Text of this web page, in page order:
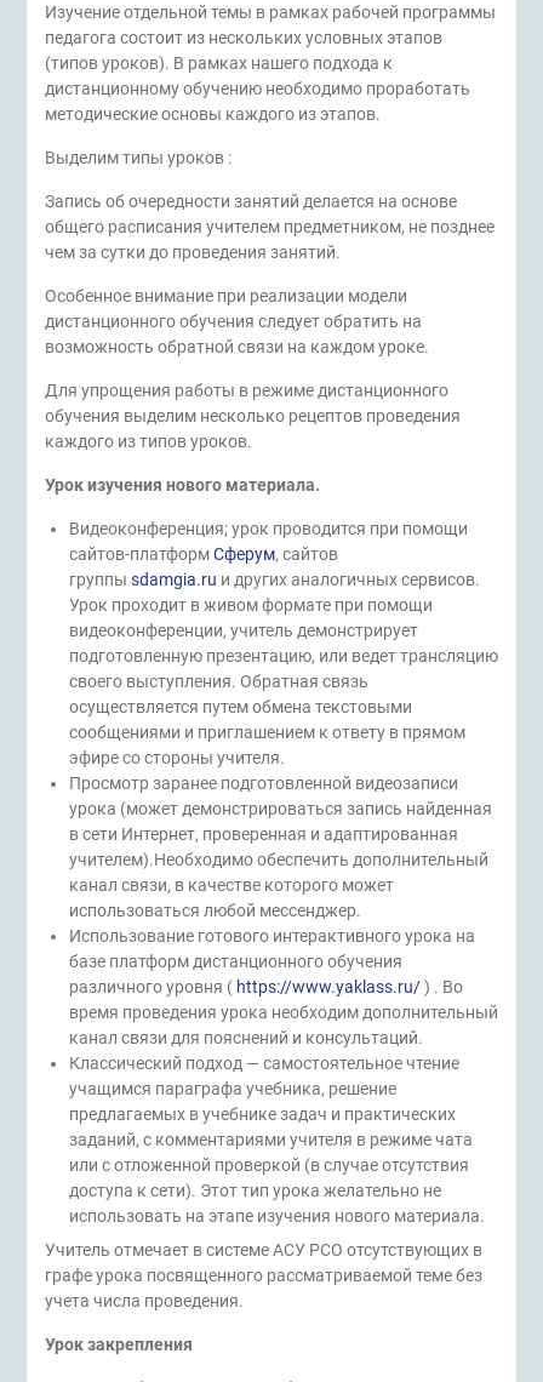
Изучение отдельной темы в рамках рабочей программы
педагога состоит из нескольких условных этапов
(типов уроков). В рамках нашего подхода к
дистанционному обучению необходимо проработать
методические основы каждого из этапов.
Выделим типы уроков :
Запись об очередности занятий делается на основе
общего расписания учителем предметником, не позднее
чем за сутки до проведения занятий.
Особенное внимание при реализации модели
дистанционного обучения следует обратить на
возможность обратной связи на каждом уроке.
Для упрощения работы в режиме дистанционного
обучения выделим несколько рецептов проведения
каждого из типов уроков.
Урок изучения нового материала.
Видеоконференция; урок проводится при помощи
сайтов-платформСферум, сайтов
группы sdamgia.ru и других аналогичных сервисов.
Урок проходит в живом формате при помощи
видеоконференции, учитель демонстрирует
подготовленную презентацию, или ведет трансляцию
своего выступления. Обратная связь
осуществляется путем обмена текстовыми
сообщениями и приглашением к ответу в прямом
эфире со стороны учителя.
Просмотр заранее подготовленной видеозаписи
урока (может демонстрироваться запись найденная
в сети Интернет, проверенная и адаптированная
учителем).Необходимо обеспечить дополнительный
канал связи, в качестве которого может
использоваться любой мессенджер.
Использование готового интерактивного урока на
базе платформ дистанционного обучения
различного уровня (https://www.yaklass.ru/) . Во
время проведения урока необходим дополнительный
канал связи для пояснений и консультаций.
Классический подход — самостоятельное чтение
учащимся параграфа учебника, решение
предлагаемых в учебнике задач и практических
заданий, с комментариями учителя в режиме чата
или с отложенной проверкой (в случае отсутствия
доступа к сети). Этот тип урока желательно не
использовать на этапе изучения нового материала.
Учитель отмечает в системе АСУ РСО отсутствующих в
графе урока посвященного рассматриваемой теме без
учета числа проведения.
Урок закрепления